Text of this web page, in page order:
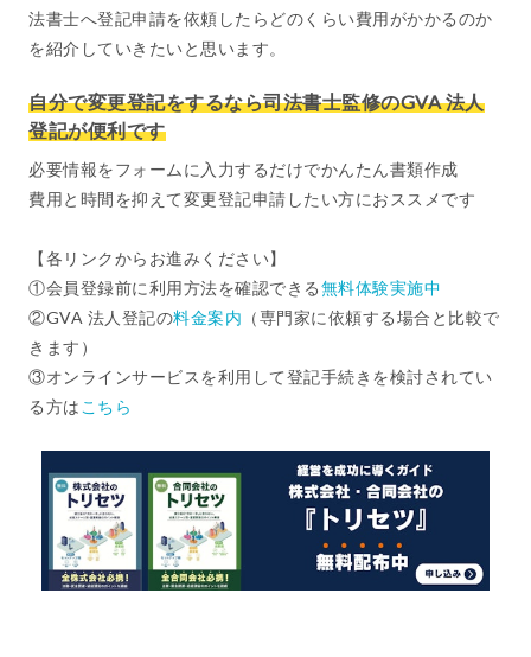
法書士へ登記申請を依頼したらどのくらい費用がかかるのか
を紹介していきたいと思います。
自分で変更登記をするなら司法書士監修のGVA 法人
登記が便利です
必要情報をフォームに入力するだけでかんたん書類作成
費用と時間を抑えて変更登記申請したい方におススメです
【各リンクからお進みください】
①会員登録前に利用方法を確認できる無料体験実施中
②GVA 法人登記の料金案内 （専門家に依頼する場合と比較で
きます）
③オンラインサービスを利用して登記手続きを検討されてい
る方は こちら